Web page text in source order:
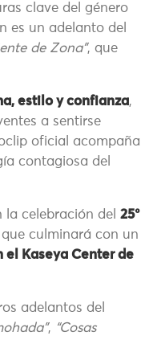
clave del género
es un adelanto del
de Zona”, que
estilo y confianza,
a sentirse
oficial acompaña
contagiosa del
la celebración del 25°
culminará con un
el Kaseya Center de
adelantos del
, “Cosas